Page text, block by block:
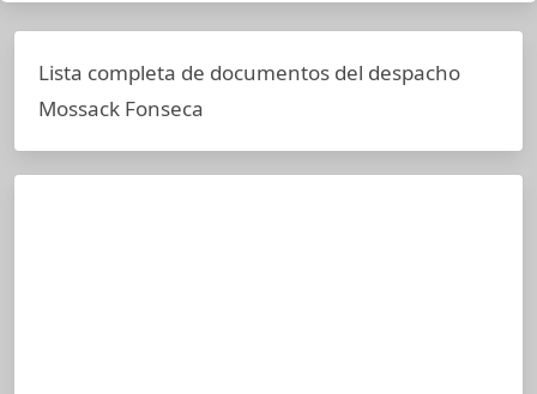
Lista completa de documentos del despacho
Mossack Fonseca